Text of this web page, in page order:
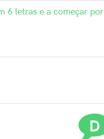
6 letras e a começar por
D